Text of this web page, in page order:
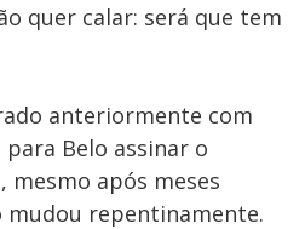
quer calar: será que tem
anteriormente com
Belo assinar o
após meses
mudou repentinamente.